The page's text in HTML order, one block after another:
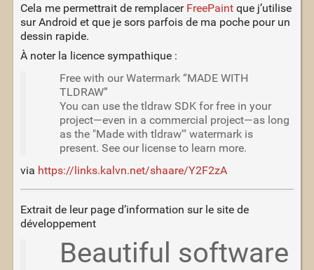
Cela me permettrait de remplacer FreePaintque j’utilise
sur Android et que je sors parfois de ma poche pour un
dessin rapide.
À noter la licence sympathique :
Free with our Watermark “MADE WITH
TLDRAW”
You can use the tldraw SDK for free in your
project—even in a commercial project—as long
as the "Made with tldraw'" watermark is
present. See our license to learn more.
via https://links.kalvn.net/shaare/Y2F2zA
Extrait de leur page d’information sur le site de
développement
Beautiful software